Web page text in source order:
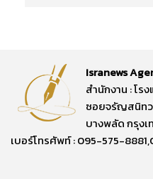
Isranews
สำนักงาน : โร
ซอยจรัญสนิทว
บางพลัด กรุง
เบอร์โทรศัพท์ : 095-575-